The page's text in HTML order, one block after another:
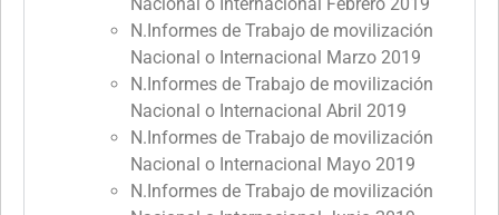
N.Informes de Trabajo de movilización
Nacional o Internacional Marzo 2019
N.Informes de Trabajo de movilización
Nacional o Internacional Abril 2019
N.Informes de Trabajo de movilización
Nacional o Internacional Mayo 2019
N.Informes de Trabajo de movilización